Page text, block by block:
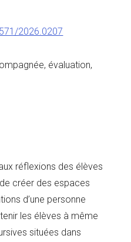
2026.0207
évaluation,
réflexions des élèves
créer des espaces
d’une personne
les élèves à même
situées dans